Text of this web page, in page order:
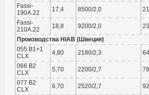
Fassi-
190А.22
17,4 8500/2,0
Fassi-
210А.22
18,8 9200/2,0
Производства HIAB (Швеция)
055 В1+1
CLX
4,80 2180/2,3
066 В2
CLX
5,70 2200/2,7
077 В2
CLX
6,70 2520/2,7